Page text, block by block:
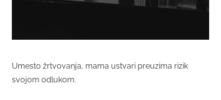
Umesto žrtvovanja, mama ustvari preuzima rizik
svojom odlukom.